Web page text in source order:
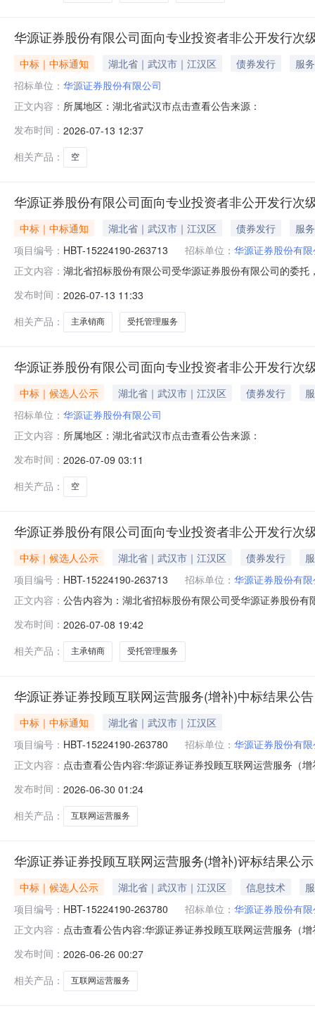
华源证券股份有限公司面向专业投资者非公开发行次
中标｜中标通知 湖北省｜武汉市｜江汉区 债券发行
服务
招标单位： 华源证券股份有限公司
正文内容： 所属地区：湖北省武汉市点击查看公告来源：
发布时间： 2026-07-13 12:37
相关产品：
空
华源证券股份有限公司面向专业投资者非公开发行次
中标｜中标通知 湖北省｜武汉市｜江汉区 债券发行
服务
项目编号： HBT-15224190-263713 招标单位： 华源证券股份有
正文内容： 湖北省招标股份有限公司受华源证券股份有限公司的委
承销商及受托管理人选聘2、项目编号：HBT-15224190-
三、招标公告媒体及日期
发布时间： 2026-07-13 11:33
相关产品：
主承销商 受托管理服务
华源证券股份有限公司面向专业投资者非公开发行次
中标｜候选人公示 湖北省｜武汉市｜江汉区 债券发行
招标单位： 华源证券股份有限公司
正文内容： 所属地区：湖北省武汉市点击查看公告来源：
发布时间： 2026-07-09 03:11
相关产品：
空
华源证券股份有限公司面向专业投资者非公开发行次
中标｜候选人公示 湖北省｜武汉市｜江汉区 债券发行
项目编号： HBT-15224190-263713 招标单位： 华源证券股份有
正文内容： 公告内容为：湖北省招标股份有限公司受华源证券股份
行次级债券主承销商及受托管理人选聘2、项目编号：
理人选聘。三、招标公
发布时间： 2026-07-08 19:42
相关产品：
主承销商 受托管理服务
华源证券证券投顾互联网运营服务(增补)中标结果公告
中标｜中标通知
湖北省｜武汉市｜江汉区
项目编号： HBT-15224190-263780 招标单位： 华源证券股份有
正文内容： 点击查看公告内容:华源证券证券投顾互联网运营服务（
发布时间： 2026-06-30 01:24
相关产品：
互联网运营服务
华源证券证券投顾互联网运营服务(增补)评标结果公示
中标｜候选人公示 湖北省｜武汉市｜江汉区 信息技术
项目编号： HBT-15224190-263780 招标单位： 华源证券股份有
正文内容： 点击查看公告内容:华源证券证券投顾互联网运营服务（
发布时间： 2026-06-26 00:27
相关产品：
互联网运营服务